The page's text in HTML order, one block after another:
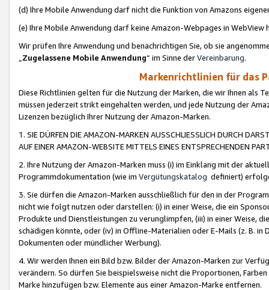
(d) Ihre Mobile Anwendung darf nicht die Funktion von Amazons
(e) Ihre Mobile Anwendung darf keine Amazon-Webpages in WebView
Wir prüfen Ihre Anwendung und benachrichtigen Sie, ob sie
„Zugelassene Mobile Anwendung“ im Sinne derVereinbarung.
Markenrichtlinien für das
Diese Richtlinien gelten für die Nutzung der Marken, die wir Ihnen als
müssen jederzeit strikt eingehalten werden, und jede Nutzung der
Lizenzen bezüglich Ihrer Nutzung der Amazon-Marken.
1. SIE DÜRFEN DIE AMAZON-MARKEN AUSSCHLIESSLICH DURCH
AUF EINER AMAZON-WEBSITE MITTELS EINES ENTSPRECHENDEN
2. Ihre Nutzung der Amazon-Marken muss (i) im Einklang mit der
Programmdokumentation (wie im Vergütungskatalog definiert)
3. Sie dürfen die Amazon-Marken ausschließlich für den in der
nicht wie folgt nutzen oder darstellen: (i) in einer Weise, die ein
Produkte und Dienstleistungen zu verunglimpfen, (iii) in einer Weise,
schädigen könnte, oder (iv) in Offline-Materialien oder E-Mails (z. B. in
Dokumenten oder mündlicher Werbung).
4. Wir werden Ihnen ein Bild bzw. Bilder der Amazon-Marken zur
verändern. So dürfen Sie beispielsweise nicht die Proportionen,
Marke hinzufügen bzw. Elemente aus einer Amazon-Marke entfernen.